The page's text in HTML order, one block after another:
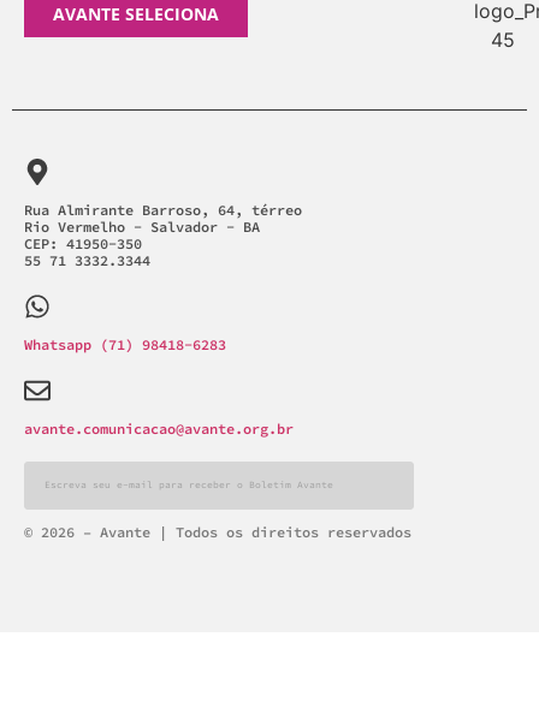
AVANTE SELECIONA
Rua Almirante Barroso, 64, térreo
Rio Vermelho - Salvador - BA
CEP: 41950-350
55 71 3332.3344
Whatsapp (71) 98418-6283
avante.comunicacao@avante.org.br
Alternative:
© 2026 – Avante | Todos os direitos reservados